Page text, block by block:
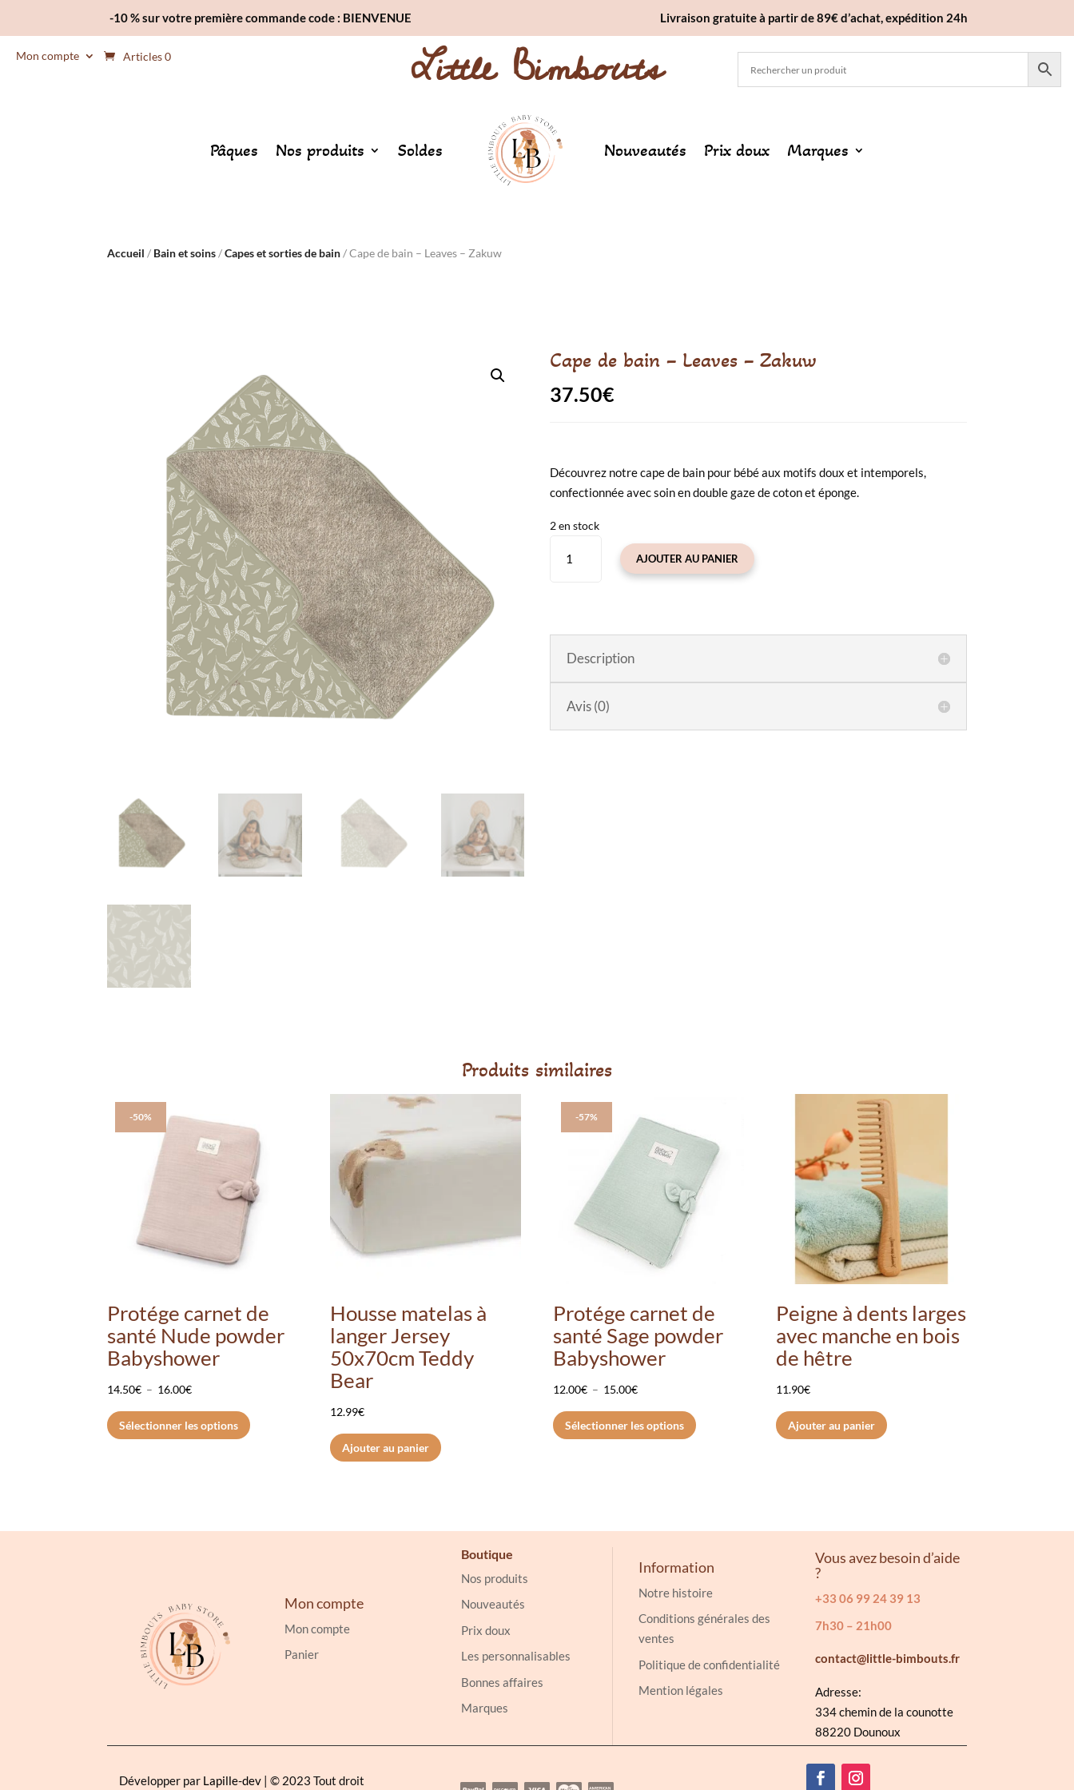
-10 % sur votre première commande code : BIENVENUE Livraison gratuite à partir de 89€ d’achat, expédition 24h
Mon compte Articles 0 Little Bimbouts
Pâques Nos produits Soldes Nouveautés Prix doux Marques
Accueil / Bain et soins/Capes et sorties de bain/ Cape de bain – Leaves – Zakuw
Cape de bain – Leaves – Zakuw
37.50€
Découvrez notre cape de bain pour bébé aux motifs doux et intemporels,
confectionnée avec soin en double gaze de coton et éponge.
2 en stock
Leaves
-
Zakuw
AJOUTER AU PANIER
Description
Avis (0)
Produits similaires
-50%
Protége carnet de
santé Nude powder
Babyshower
14.50€ – 16.00€Plage
de
prix :
Sélectionner les options
produit
options
choisies
Housse matelas à
langer Jersey
50x70cm Teddy
Bear
12.99€
Ajouter au panier
-57%
Protége carnet de
santé Sage powder
Babyshower
12.00€ – 15.00€Plage
de
prix :
Sélectionner les options
produit
options
être
choisies
sur
produit
Peigne à dents larges
avec manche en bois
de hêtre
11.90€
Ajouter au panier
Mon compte
Mon compte
Panier
Boutique
Nos produits
Nouveautés
Prix doux
Les personnalisables
Bonnes affaires
Marques
Information
Notre histoire
Conditions générales des
ventes
Politique de confidentialité
Mention légales
Vous avez besoin d’aide
?
+33 06 99 24 39 13
7h30 – 21h00
contact@little-bimbouts.fr
Adresse:
334 chemin de la counotte
88220 Dounoux
Développer par Lapille-dev | © 2023 Tout droit